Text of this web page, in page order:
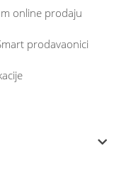
online prodaju
prodavaonici